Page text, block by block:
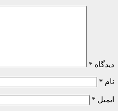
دیدگاه *
نام *
ایمیل *